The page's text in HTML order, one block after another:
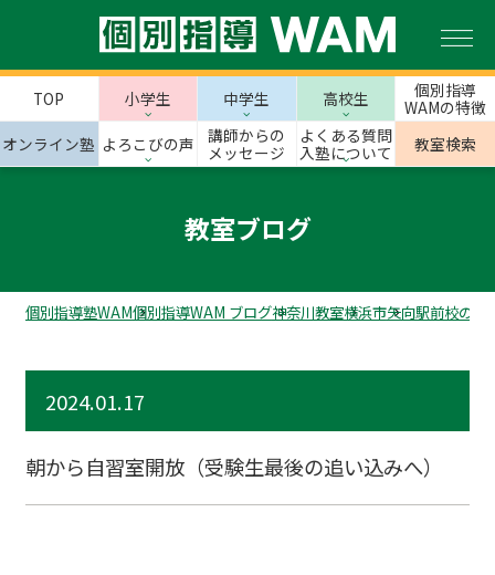
TOP 小学生 中学生 高校生
個別指導
WAMの特徴
オンライン塾 よろこびの声
講師からの
メッセージ
よくある質問
入塾について
教室検索
教室ブログ
個別指導塾WAM個別指導WAM ブログ神奈川教室横浜市矢向駅前校のス
2024.01.17
朝から自習室開放（受験生最後の追い込みへ）